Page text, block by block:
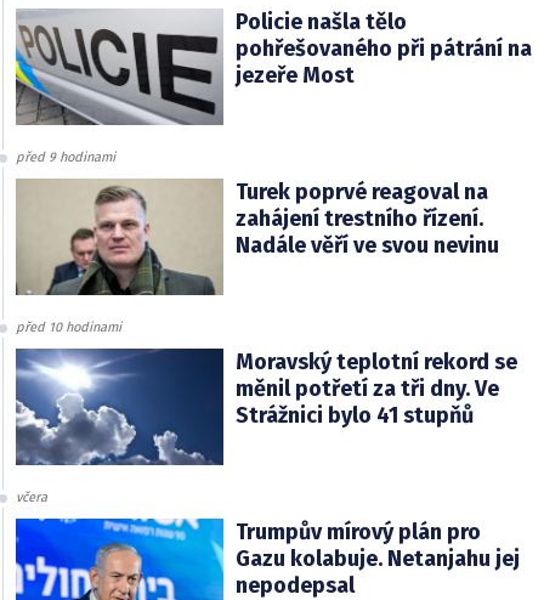
Policie našla tělo
pohřešovaného při pátrání na
jezeře Most
před 9 hodinami
Turek poprvé reagoval na
zahájení trestního řízení.
Nadále věří ve svou nevinu
před 10 hodinami
Moravský teplotní rekord se
měnil potřetí za tři dny. Ve
Strážnici bylo 41 stupňů
včera
Trumpův mírový plán pro
Gazu kolabuje. Netanjahu jej
nepodepsal